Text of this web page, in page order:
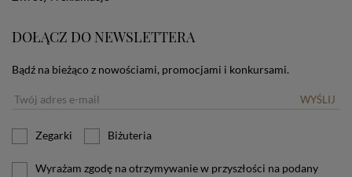
DOŁĄCZ DO NEWSLETTERA
Bądź na bieżąco z nowościami, promocjami i konkursami.
WYŚLIJ
Zegarki Biżuteria
Wyrażam zgodę na otrzymywanie w przyszłości na podany